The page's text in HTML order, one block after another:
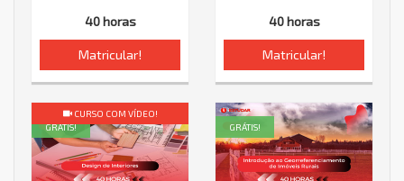
40 horas
Matricular!
40 horas
Matricular!
GRÁTIS!
CURSO COM VÍDEO!
GRÁTIS!